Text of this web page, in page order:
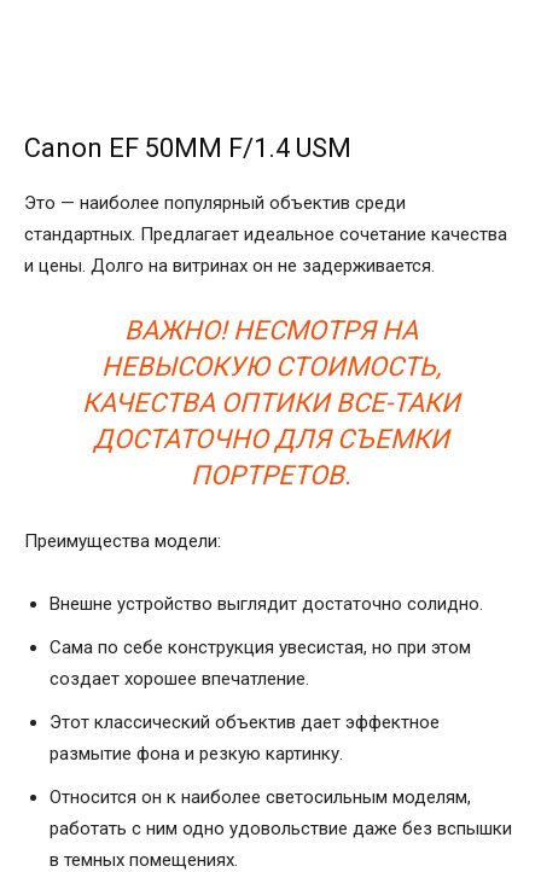
Canon EF 50MM F/1.4 USM
Это — наиболее популярный объектив среди
стандартных. Предлагает идеальное сочетание качества
и цены. Долго на витринах он не задерживается.
ВАЖНО! НЕСМОТРЯ НА
НЕВЫСОКУЮ СТОИМОСТЬ,
КАЧЕСТВА ОПТИКИ ВСЕ-ТАКИ
ДОСТАТОЧНО ДЛЯ СЪЕМКИ
ПОРТРЕТОВ.
Преимущества модели:
Внешне устройство выглядит достаточно солидно.
Сама по себе конструкция увесистая, но при этом
создает хорошее впечатление.
Этот классический объектив дает эффектное
размытие фона и резкую картинку.
Относится он к наиболее светосильным моделям,
работать с ним одно удовольствие даже без вспышки
в темных помещениях.